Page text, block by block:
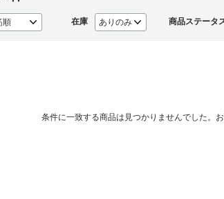
在庫 商品ステータ
条件に一致する商品は見つかりませんでした。